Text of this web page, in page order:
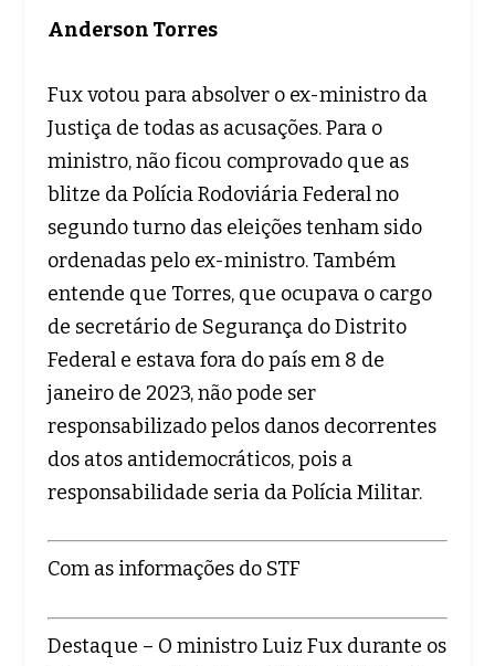
Anderson Torres
Fux votou para absolver o ex-ministro da
Justiça de todas as acusações. Para o
ministro, não ficou comprovado que as
blitze da Polícia Rodoviária Federal no
segundo turno das eleições tenham sido
ordenadas pelo ex-ministro. Também
entende que Torres, que ocupava o cargo
de secretário de Segurança do Distrito
Federal e estava fora do país em 8 de
janeiro de 2023, não pode ser
responsabilizado pelos danos decorrentes
dos atos antidemocráticos, pois a
responsabilidade seria da Polícia Militar.
Com as informações do STF
Destaque – O ministro Luiz Fux durante os